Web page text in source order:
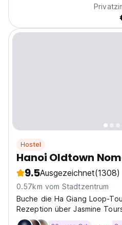
Hostel
Hanoi Oldtown
9.5Ausgezeichnet(1308)
0.57km vom Stadtzentrum
Buche die Ha Giang Loop-
Rezeption über Jasmine
Unser Hostel liegt in einer